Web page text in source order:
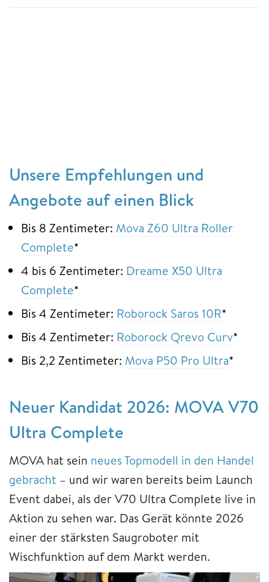
Unsere Empfehlungen und
Angebote auf einen Blick
Bis 8 Zentimeter: Mova Z60 Ultra Roller
Complete*
4 bis 6 Zentimeter: Dreame X50 Ultra
Complete*
Bis 4 Zentimeter: Roborock Saros 10R*
Bis 4 Zentimeter: Roborock Qrevo Curv*
Bis 2,2 Zentimeter: Mova P50 Pro Ultra*
Neuer Kandidat 2026: MOVA V70
Ultra Complete
MOVA hat sein neues Topmodell in den Handel
gebracht – und wir waren bereits beim Launch
Event dabei, als der V70 Ultra Complete live in
Aktion zu sehen war. Das Gerät könnte 2026
einer der stärksten Saugroboter mit
Wischfunktion auf dem Markt werden.